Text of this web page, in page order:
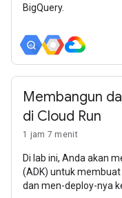
BigQuery.
Membangun
di Cloud Run
1 jam 7 menit
Di lab ini, Anda akan
(ADK) untuk
dan men-deploy-nya